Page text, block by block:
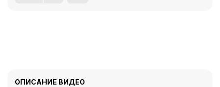
ОПИСАНИЕ ВИДЕО